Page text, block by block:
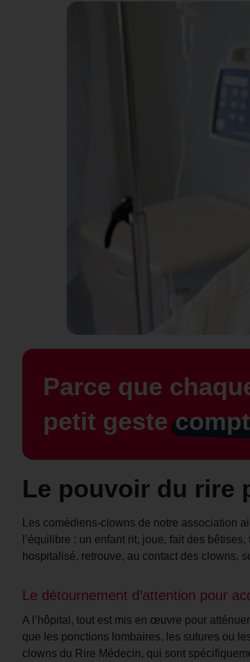
Parce que
petit geste
Le pouvoir du rire
Les comédiens-clowns de notre association
l’équilibre : un enfant rit, joue, fait des
hospitalisé, retrouve, au contact des clowns,
Le détournement d’attention pour
A l’hôpital, tout est mis en œuvre pour
que les ponctions lombaires, les sutures ou
clowns du Rire Médecin, qui sont